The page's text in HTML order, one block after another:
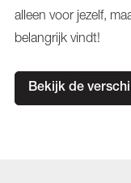
alleen voor jezelf,
belangrijk vindt!
Bekijk de